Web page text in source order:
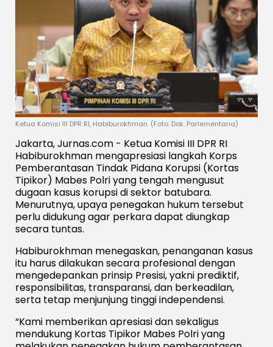
Ketua Komisi III DPR RI, Habiburokhman. (Foto: Dok. Parlementaria)
Jakarta, Jurnas.com - Ketua Komisi III DPR RI
Habiburokhman mengapresiasi langkah Korps
Pemberantasan Tindak Pidana Korupsi (Kortas
Tipikor) Mabes Polri yang tengah mengusut
dugaan kasus korupsi di sektor batubara.
Menurutnya, upaya penegakan hukum tersebut
perlu didukung agar perkara dapat diungkap
secara tuntas.
Habiburokhman menegaskan, penanganan kasus
itu harus dilakukan secara profesional dengan
mengedepankan prinsip Presisi, yakni prediktif,
responsibilitas, transparansi, dan berkeadilan,
serta tetap menjunjung tinggi independensi.
“Kami memberikan apresiasi dan sekaligus
mendukung Kortas Tipikor Mabes Polri yang